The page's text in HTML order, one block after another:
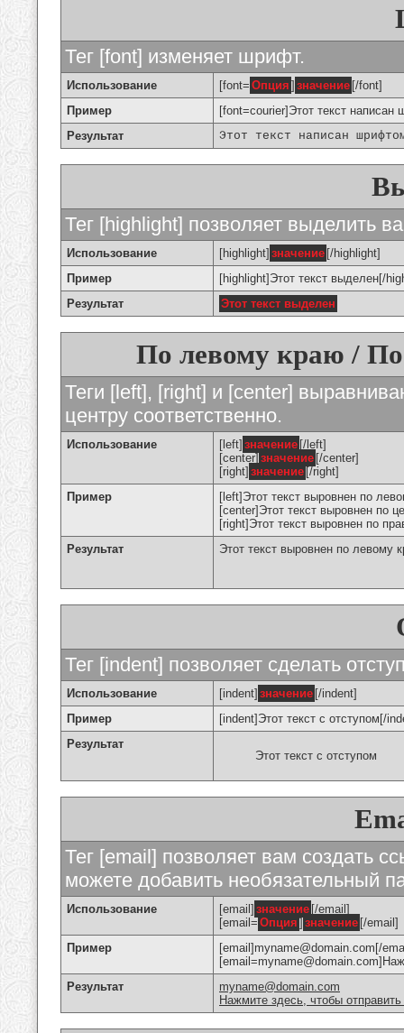
Тег [font] изменяет шрифт.
Использование [font= Опция ] значение [/font]
Пример
[font=courier]Этот текст
Результат
Этот текст написан
Тег [highlight] позволяет выделить
Использование [highlight] значение [/highlight]
Пример
[highlight]Этот текст выделен[/
Результат
Этот текст выделен
По левому краю /
Теги [left], [right] и [center]
центру соответственно.
Использование [left] значение [/left]
[center] значение [/center]
[right] значение [/right]
Пример
[left]Этот текст выровнен по
[center]Этот текст выровнен по
[right]Этот текст выровнен по
Результат
Этот текст выровнен по левому
Тег [indent] позволяет сделать
Использование [indent] значение [/indent]
Пример
[indent]Этот текст с отступом[/
Результат
Этот текст с отступом
Тег [email] позволяет вам создать
можете добавить необязательный
Использование [email] значение [/email]
[email= Опция ] значение [/email]
Пример
[email]myname@domain.com[/
Результат
myname@domain.com
Нажмите здесь, чтобы